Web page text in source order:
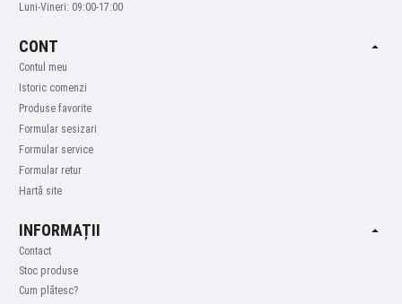
Luni-Vineri: 09:00-17:00
CONT
Contul meu
Istoric comenzi
Produse favorite
Formular sesizari
Formular service
Formular retur
Hartă site
INFORMAȚII
Contact
Stoc produse
Cum plătesc?